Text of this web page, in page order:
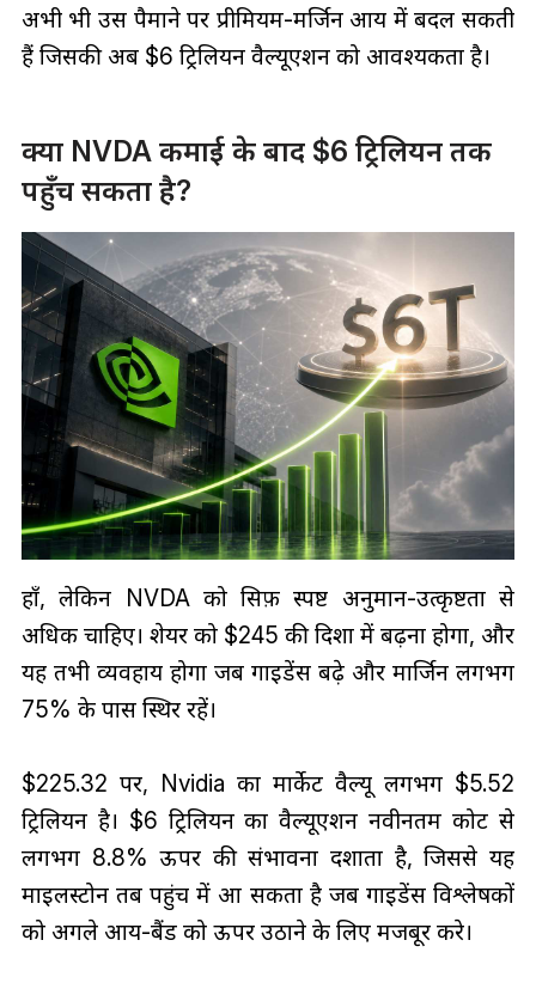
अभी भी उस पैमाने पर प्रीमियम-मर्जिन आय में बदल सकती
हैं जिसकी अब $6 ट्रिलियन वैल्यूएशन को आवश्यकता है।
क्या NVDA कमाई के बाद $6 ट्रिलियन तक
पहुँच सकता है?
हाँ, लेकिन NVDA को सिर्फ़ स्पष्ट अनुमान-उत्कृष्टता से
अधिक चाहिए। शेयर को $245 की दिशा में बढ़ना होगा, और
यह तभी व्यवहार्य होगा जब गाइडेंस बढ़े और मार्जिन लगभग
75% के पास स्थिर रहें।
$225.32 पर, Nvidia का मार्केट वैल्यू लगभग $5.52
ट्रिलियन है। $6 ट्रिलियन का वैल्यूएशन नवीनतम कोट से
लगभग 8.8% ऊपर की संभावना दर्शाता है, जिससे यह
माइलस्टोन तब पहुंच में आ सकता है जब गाइडेंस विश्लेषकों
को अगले आय-बैंड को ऊपर उठाने के लिए मजबूर करे।